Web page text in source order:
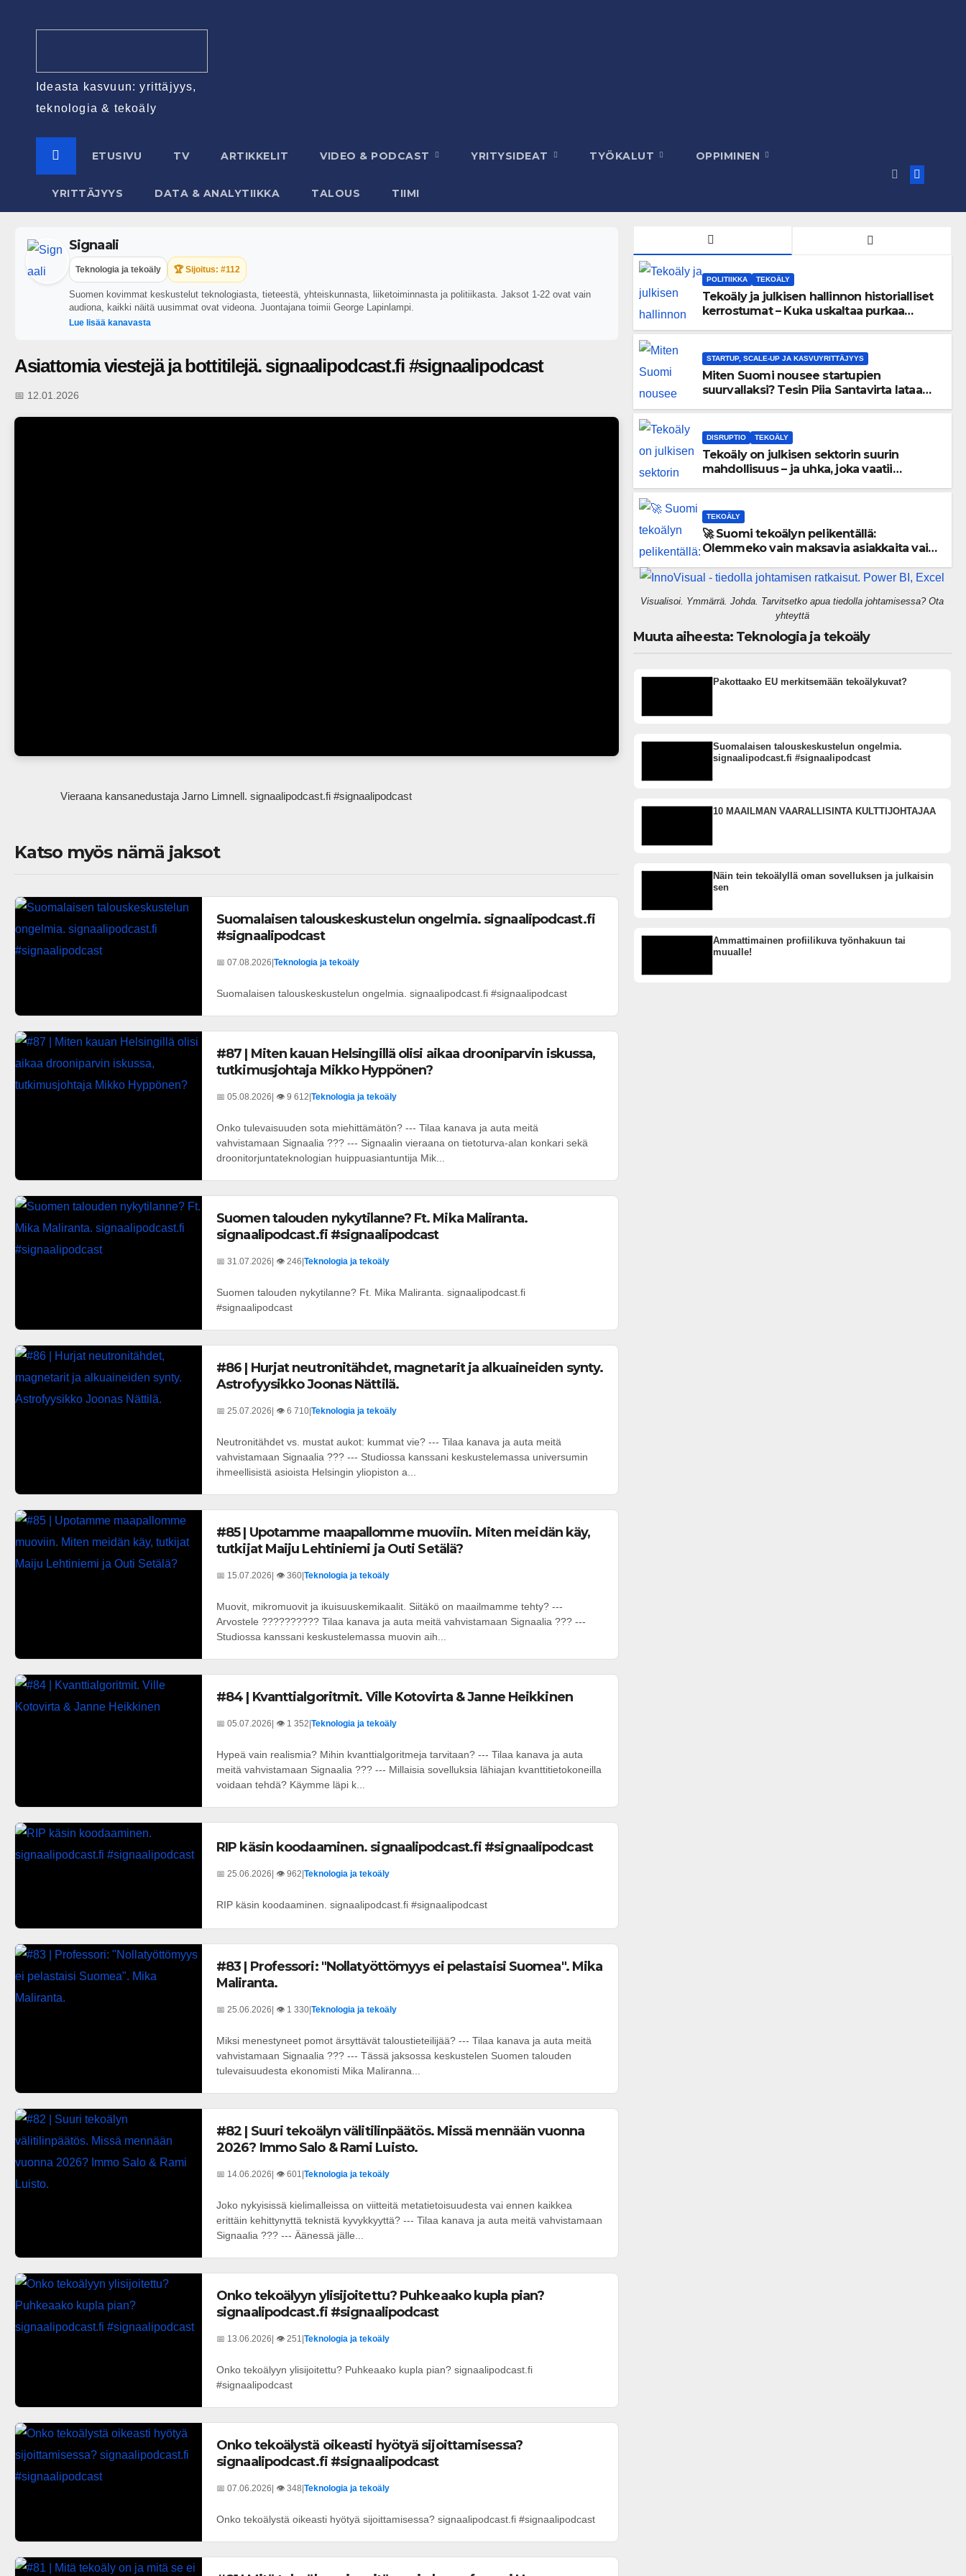
Ideasta kasvuun: yrittäjyys,
teknologia & tekoäly
ETUSIVU TV ARTIKKELIT VIDEO & PODCAST YRITYSIDEAT TYÖKALUT OPPIMINEN
YRITTÄJYYS DATA & ANALYTIIKKA TALOUS TIIMI
Signaali
Teknologia ja tekoäly 🏆 Sijoitus: #112
Suomen kovimmat keskustelut teknologiasta, tieteestä, yhteiskunnasta, liiketoiminnasta ja politiikasta. Jaksot 1-22 ovat vain
audiona, kaikki näitä uusimmat ovat videona. Juontajana toimii George Lapinlampi.
Lue lisää kanavasta
Asiattomia viestejä ja bottitilejä. signaalipodcast.fi #signaalipodcast
📅 12.01.2026
                Vieraana kansanedustaja Jarno Limnell. signaalipodcast.fi #signaalipodcast
Katso myös nämä jaksot
Suomalaisen talouskeskustelun ongelmia. signaalipodcast.fi
#signaalipodcast
📅 07.08.2026 Teknologia ja tekoäly
Suomalaisen talouskeskustelun ongelmia. signaalipodcast.fi #signaalipodcast
#87 | Miten kauan Helsingillä olisi aikaa drooniparvin iskussa,
tutkimusjohtaja Mikko Hyppönen?
📅 05.08.2026 | 👁️ 9 612 Teknologia ja tekoäly
Onko tulevaisuuden sota miehittämätön? --- Tilaa kanava ja auta meitä
vahvistamaan Signaalia ??? --- Signaalin vieraana on tietoturva-alan konkari sekä
droonitorjuntateknologian huippuasiantuntija Mik...
Suomen talouden nykytilanne? Ft. Mika Maliranta.
signaalipodcast.fi #signaalipodcast
📅 31.07.2026 | 👁️ 246 Teknologia ja tekoäly
Suomen talouden nykytilanne? Ft. Mika Maliranta. signaalipodcast.fi
#signaalipodcast
#86 | Hurjat neutronitähdet, magnetarit ja alkuaineiden synty.
Astrofyysikko Joonas Nättilä.
📅 25.07.2026 | 👁️ 6 710 Teknologia ja tekoäly
Neutronitähdet vs. mustat aukot: kummat vie? --- Tilaa kanava ja auta meitä
vahvistamaan Signaalia ??? --- Studiossa kanssani keskustelemassa universumin
ihmeellisistä asioista Helsingin yliopiston a...
#85 | Upotamme maapallomme muoviin. Miten meidän käy,
tutkijat Maiju Lehtiniemi ja Outi Setälä?
📅 15.07.2026 | 👁️ 360 Teknologia ja tekoäly
Muovit, mikromuovit ja ikuisuuskemikaalit. Siitäkö on maailmamme tehty? ---
Arvostele ?????????? Tilaa kanava ja auta meitä vahvistamaan Signaalia ??? ---
Studiossa kanssani keskustelemassa muovin aih...
#84 | Kvanttialgoritmit. Ville Kotovirta & Janne Heikkinen
📅 05.07.2026 | 👁️ 1 352 Teknologia ja tekoäly
Hypeä vain realismia? Mihin kvanttialgoritmeja tarvitaan? --- Tilaa kanava ja auta
meitä vahvistamaan Signaalia ??? --- Millaisia sovelluksia lähiajan kvanttitietokoneilla
voidaan tehdä? Käymme läpi k...
RIP käsin koodaaminen. signaalipodcast.fi #signaalipodcast
📅 25.06.2026| 👁️ 962|Teknologia ja tekoäly
RIP käsin koodaaminen. signaalipodcast.fi #signaalipodcast
#83 | Professori: "Nollatyöttömyys ei pelastaisi Suomea". Mika
Maliranta.
📅 25.06.2026| 👁️ 1 330|Teknologia ja tekoäly
Miksi menestyneet pomot ärsyttävät taloustieteilijää? --- Tilaa kanava ja auta meitä
vahvistamaan Signaalia ??? --- Tässä jaksossa keskustelen Suomen talouden
tulevaisuudesta ekonomisti Mika Maliranna...
#82 | Suuri tekoälyn välitilinpäätös. Missä mennään vuonna
2026? Immo Salo & Rami Luisto.
📅 14.06.2026| 👁️ 601 |Teknologia ja tekoäly
Joko nykyisissä kielimalleissa on viitteitä metatietoisuudesta vai ennen kaikkea
erittäin kehittynyttä teknistä kyvykkyyttä? --- Tilaa kanava ja auta meitä vahvistamaan
Signaalia ??? --- Äänessä jälle...
Onko tekoälyyn ylisijoitettu? Puhkeaako kupla pian?
signaalipodcast.fi #signaalipodcast
📅 13.06.2026| 👁️ 251 |Teknologia ja tekoäly
Onko tekoälyyn ylisijoitettu? Puhkeaako kupla pian? signaalipodcast.fi
#signaalipodcast
Onko tekoälystä oikeasti hyötyä sijoittamisessa?
signaalipodcast.fi #signaalipodcast
📅 07.06.2026| 👁️ 348|Teknologia ja tekoäly
Onko tekoälystä oikeasti hyötyä sijoittamisessa? signaalipodcast.fi #signaalipodcast
POLITIIKKA TEKOÄLY
Tekoäly ja julkisen hallinnon historialliset
kerrostumat – Kuka uskaltaa purkaa
STARTUP, SCALE-UP JA KASVUYRITTÄJYYS
Miten Suomi nousee startupien
suurvallaksi? Tesin Piia Santavirta lataa
DISRUPTIO TEKOÄLY
Tekoäly on julkisen sektorin suurin
mahdollisuus – ja uhka, joka vaatii
TEKOÄLY
🚀 Suomi tekoälyn pelikentällä:
Olemmeko vain maksavia asiakkaita vai
gigatehtaan?
Visualisoi. Ymmärrä. Johda. Tarvitsetko apua tiedolla johtamisessa? Ota
yhteyttä
Muuta aiheesta: Teknologia ja tekoäly
Pakottaako EU merkitsemään tekoälykuvat?
Suomalaisen talouskeskustelun ongelmia.
signaalipodcast.fi #signaalipodcast
10 MAAILMAN VAARALLISINTA KULTTIJOHTAJAA
Näin tein tekoälyllä oman sovelluksen ja julkaisin
sen
Ammattimainen profiilikuva työnhakuun tai
muualle!